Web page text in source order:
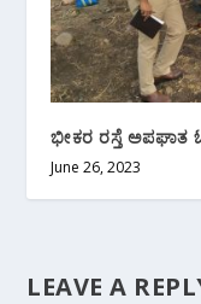
ಭೀಕರ ರಸ್ತೆ ಅಪಘಾತ
June 26, 2023
LEAVE A